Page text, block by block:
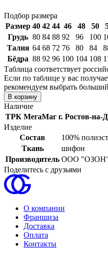
Подбор размера
Размер 40 42 44 46 48 50
Грудь 80 84 88 92 96 100
Талия 64 68 72 76 80 84
Бёдра 88 92 96 100 104 108
Таблица соответствует
Если по таблице у вас
рекомендуем выбрать
Наличие
ТРК МегаМаг г. Ростов-на-
Изделие
Состав
100%
Ткань
шифон
Производитель ООО
Поделитесь с друзьями
О компании
Франшиза
Доставка
Оплата
Контакты